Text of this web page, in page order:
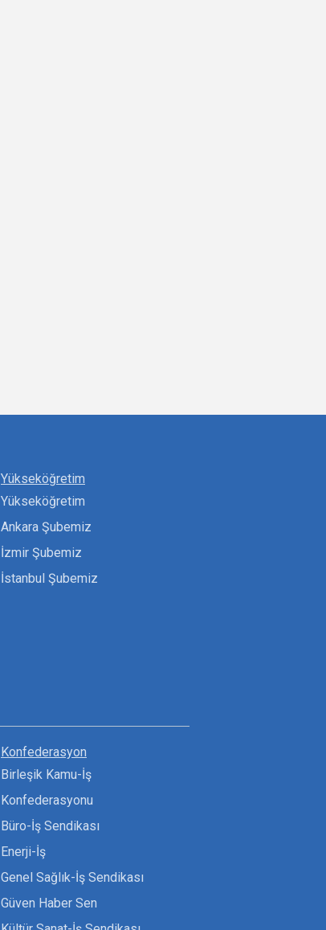
Yükseköğretim
Yükseköğretim
Ankara Şubemiz
İzmir Şubemiz
İstanbul Şubemiz
Konfederasyon
Birleşik Kamu-İş
Konfederasyonu
Büro-İş Sendikası
Enerji-İş
Genel Sağlık-İş Sendikası
Güven Haber Sen